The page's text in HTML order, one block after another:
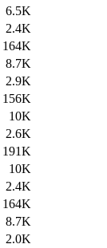
6.5K
2.4K
164K
8.7K
2.9K
156K
10K
2.6K
191K
10K
2.4K
164K
8.7K
2.0K